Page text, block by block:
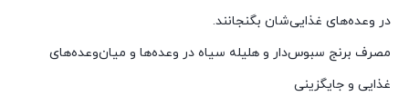
در وعده‌های غذایی‌شان بگنجانند.
مصرف برنج سبوس‌دار و هلیله سیاه در وعده‌ها و میان‌وعده‌های
غذایی و جایگزینی